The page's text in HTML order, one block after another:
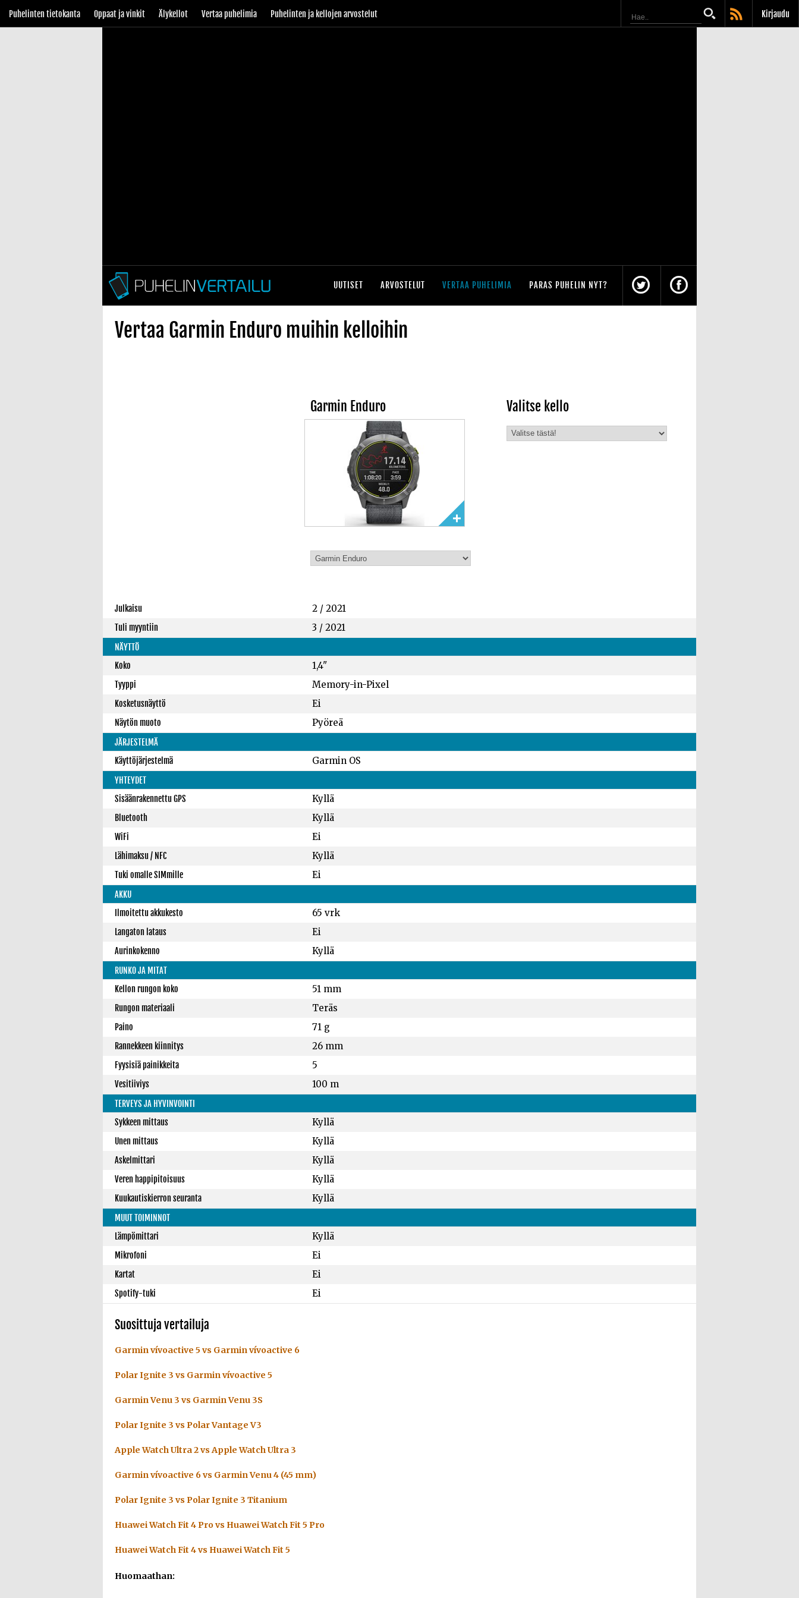
Puhelinten tietokanta Oppaat ja vinkit Älykellot Vertaa puhelimia Puhelinten ja kellojen arvostelut Kirjaudu
UUTISET ARVOSTELUT VERTAA PUHELIMIA PARAS PUHELIN NYT?
Vertaa Garmin Enduro muihin kelloihin
Garmin Enduro Valitse kello
Julkaisu 2 / 2021
Tuli myyntiin 3 / 2021
NÄYTTÖ
Koko
1,4"
Tyyppi Memory-in-Pixel
Kosketusnäyttö Ei
Näytön muoto Pyöreä
JÄRJESTELMÄ
Käyttöjärjestelmä
Garmin OS
YHTEYDET
Sisäänrakennettu GPS
Kyllä
Bluetooth Kyllä
WiFi Ei
Lähimaksu / NFC Kyllä
Tuki omalle SIMmille Ei
AKKU
Ilmoitettu akkukesto
65 vrk
Langaton lataus Ei
Aurinkokenno Kyllä
RUNKO JA MITAT
Kellon rungon koko
51 mm
Rungon materiaali Teräs
Paino 71 g
Rannekkeen kiinnitys 26 mm
Fyysisiä painikkeita 5
Vesitiiviys 100 m
TERVEYS JA HYVINVOINTI
Sykkeen mittaus
Kyllä
Unen mittaus Kyllä
Askelmittari Kyllä
Veren happipitoisuus Kyllä
Kuukautiskierron seuranta Kyllä
MUUT TOIMINNOT
Lämpömittari
Kyllä
Mikrofoni Ei
Kartat Ei
Spotify-tuki Ei
Suosittuja vertailuja
Garmin vívoactive 5 vs Garmin vívoactive 6
Polar Ignite 3 vs Garmin vívoactive 5
Garmin Venu 3 vs Garmin Venu 3S
Polar Ignite 3 vs Polar Vantage V3
Apple Watch Ultra 2 vs Apple Watch Ultra 3
Garmin vívoactive 6 vs Garmin Venu 4 (45 mm)
Polar Ignite 3 vs Polar Ignite 3 Titanium
Huawei Watch Fit 4 Pro vs Huawei Watch Fit 5 Pro
Huawei Watch Fit 4 vs Huawei Watch Fit 5
Huomaathan: